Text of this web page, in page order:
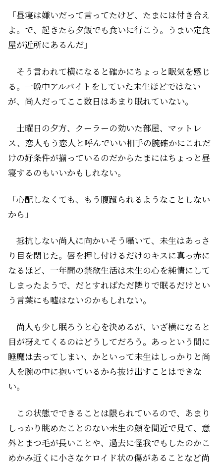
「昼寝は嫌いだって言ってたけど、たまには付き合え
よ。で、起きたら夕飯でも食いに行こう。うまい定食
屋が近所にあるんだ」
そう言われて横になると確かにちょっと眠気を感じ
る。一晩中アルバイトをしていた未生ほどではない
が、尚人だってここ数日はあまり眠れていない。
土曜日の夕方、クーラーの効いた部屋、マットレ
ス、恋人――もう恋人と呼んでいい相手の腕――確かにこれだ
けの好条件が揃っているのだからたまにはちょっと昼
寝するのもいいかもしれない。
「心配しなくても、もう腹蹴られるようなことしない
から」
抵抗しない尚人に向かいそう囁いて、未生はあっさ
り目を閉じた。唇を押し付けるだけのキスに真っ赤に
なるほど、一年間の禁欲生活は未生の心を純情にして
しまったようで、だとすればただ隣りで眠るだけとい
う言葉にも嘘はないのかもしれない。
尚人も少し眠ろうと心を決めるが、いざ横になると
目が冴えてくるのはどうしてだろう。あっという間に
睡魔は去ってしまい、かといって未生はしっかりと尚
人を腕の中に抱いているから抜け出すことはできな
い。
この状態でできることは限られているので、あまり
しっかり眺めたことのない未生の顔を間近で見て、意
外とまつ毛が長いことや、過去に怪我でもしたのかこ
めかみ近くに小さなケロイド状の傷があることなど尚